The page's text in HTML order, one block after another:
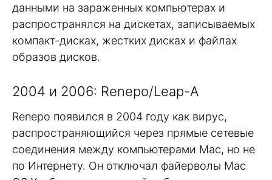
данными на зараженных компьютерах и
распространялся на дискетах, записываемых
компакт-дисках, жестких дисках и файлах
образов дисков.
2004 и 2006: Renepo/Leap-A
Renepo появился в 2004 году как вирус,
распространяющийся через прямые сетевые
соединения между компьютерами Mac, но не
по Интернету. Он отключал файерволы Mac